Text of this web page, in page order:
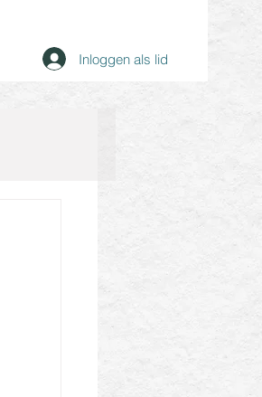
Inloggen als lid